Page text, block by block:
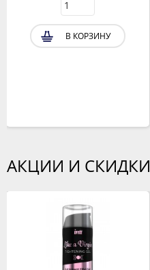
В КОРЗИНУ
АКЦИИ И СКИДКИ